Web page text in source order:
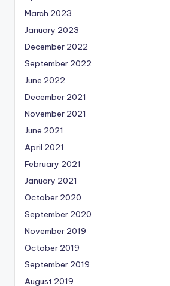
March 2023
January 2023
December 2022
September 2022
June 2022
December 2021
November 2021
June 2021
April 2021
February 2021
January 2021
October 2020
September 2020
November 2019
October 2019
September 2019
August 2019